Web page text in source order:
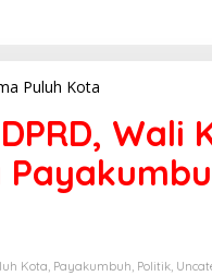
Puluh Kota
p
u
D
Wali
Kota, Payakumbuh, Politik,